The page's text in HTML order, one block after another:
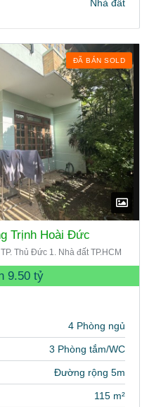
Nhà đất
ĐÃ BÁN SOLD
Trịnh Hoài Đức
Thủ Đức 1. Nhà đất TP.HCM
9.50 tỷ
4 Phòng ngủ
3 Phòng tắm/WC
Đường rộng 5m
115 m²